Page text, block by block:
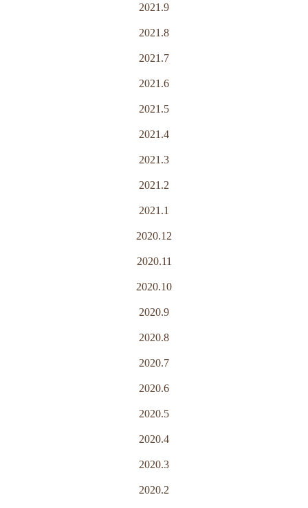
2021.9
2021.8
2021.7
2021.6
2021.5
2021.4
2021.3
2021.2
2021.1
2020.12
2020.11
2020.10
2020.9
2020.8
2020.7
2020.6
2020.5
2020.4
2020.3
2020.2